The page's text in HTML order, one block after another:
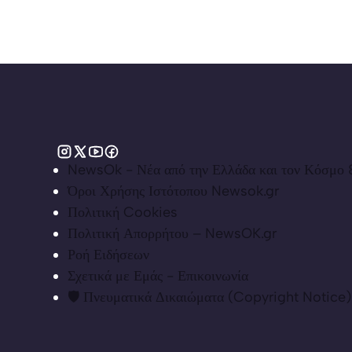
NewsOk - Νέα από την Ελλάδα και τον Κόσμο
Όροι Χρήσης Ιστότοπου Newsok.gr
Πολιτική Cookies
Πολιτική Απορρήτου – NewsOK.gr
Ροή Ειδήσεων
Σχετικά με Εμάς - Επικοινωνία
🛡️ Πνευματικά Δικαιώματα (Copyright Notice)